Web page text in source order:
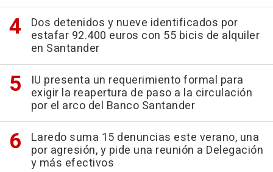
Dos detenidos y nueve identificados por
estafar 92.400 euros con 55 bicis de alquiler
en Santander
IU presenta un requerimiento formal para
exigir la reapertura de paso a la circulación
por el arco del Banco Santander
Laredo suma 15 denuncias este verano, una
por agresión, y pide una reunión a Delegación
y más efectivos